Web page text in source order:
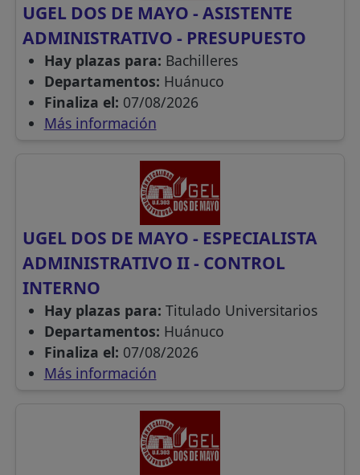
UGEL DOS DE MAYO - ASISTENTE
ADMINISTRATIVO - PRESUPUESTO
Hay plazas para: Bachilleres
Departamentos: Huánuco
Finaliza el: 07/08/2026
Más información
UGEL DOS DE MAYO - ESPECIALISTA
ADMINISTRATIVO II - CONTROL
INTERNO
Hay plazas para: Titulado Universitarios
Departamentos: Huánuco
Finaliza el: 07/08/2026
Más información